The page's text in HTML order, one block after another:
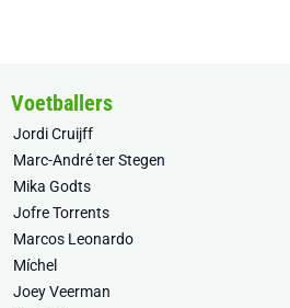
Voetballers
Jordi Cruijff
Marc-André ter Stegen
Mika Godts
Jofre Torrents
Marcos Leonardo
Míchel
Joey Veerman